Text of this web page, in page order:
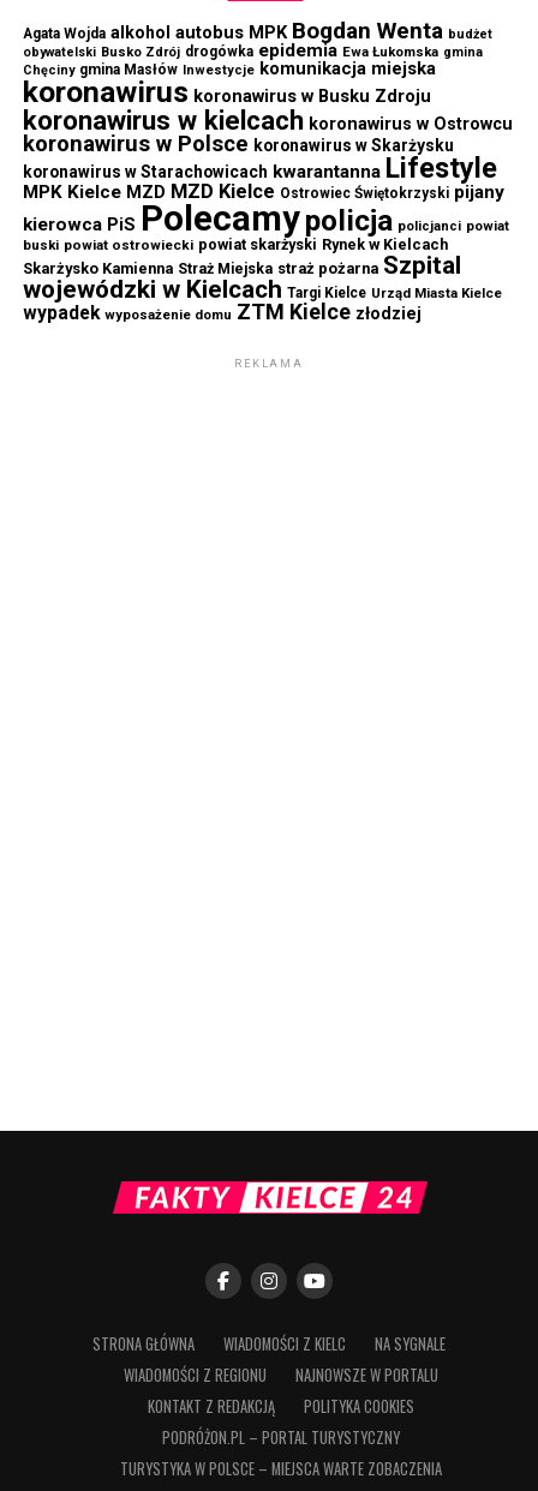
Agata Wojda alkohol autobus MPK Bogdan Wenta budżet
obywatelski Busko Zdrój drogówka epidemia Ewa Łukomska gmina
Chęciny gmina Masłów Inwestycje komunikacja miejska
koronawirus koronawirus w Busku Zdroju
koronawirus w kielcach koronawirus w Ostrowcu
koronawirus w Polsce koronawirus w Skarżysku
koronawirus w Starachowicach kwarantanna Lifestyle
MPK Kielce MZD MZD Kielce Ostrowiec Świętokrzyski pijany
kierowca PiS Polecamypolicja policjanci powiat
buski powiat ostrowiecki powiat skarżyski Rynek w Kielcach
Skarżysko Kamienna Straż Miejska straż pożarna Szpital
wojewódzki w Kielcach Targi Kielce Urząd Miasta Kielce
wypadek wyposażenie domu ZTM Kielce złodziej
REKLAMA
STRONA GŁÓWNA WIADOMOŚCI Z KIELC
NA SYGNALE
WIADOMOŚCI Z REGIONU
NAJNOWSZE W PORTALU
KONTAKT Z REDAKCJĄ
POLITYKA COOKIES
PODRÓŻON.PL – PORTAL TURYSTYCZNY
TURYSTYKA W POLSCE – MIEJSCA WARTE ZOBACZENIA